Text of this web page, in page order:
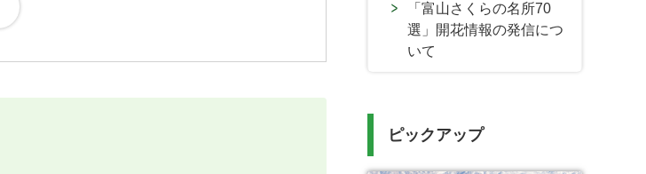
「富山さくらの名所70
選」開花情報の発信につ
いて
ピックアップ